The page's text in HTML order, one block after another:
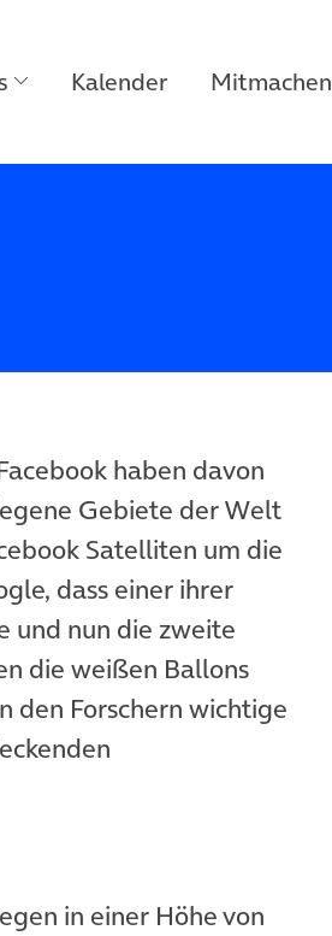
Kalender Mitmachen
haben davon
Gebiete der Welt
Satelliten um die
dass einer ihrer
und nun die zweite
die weißen Ballons
den Forschern wichtige
in einer Höhe von